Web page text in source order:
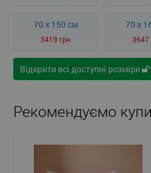
70 x 150 см
3419 грн
70 x
3647
Відкрити всі доступні розміри
Рекомендуємо